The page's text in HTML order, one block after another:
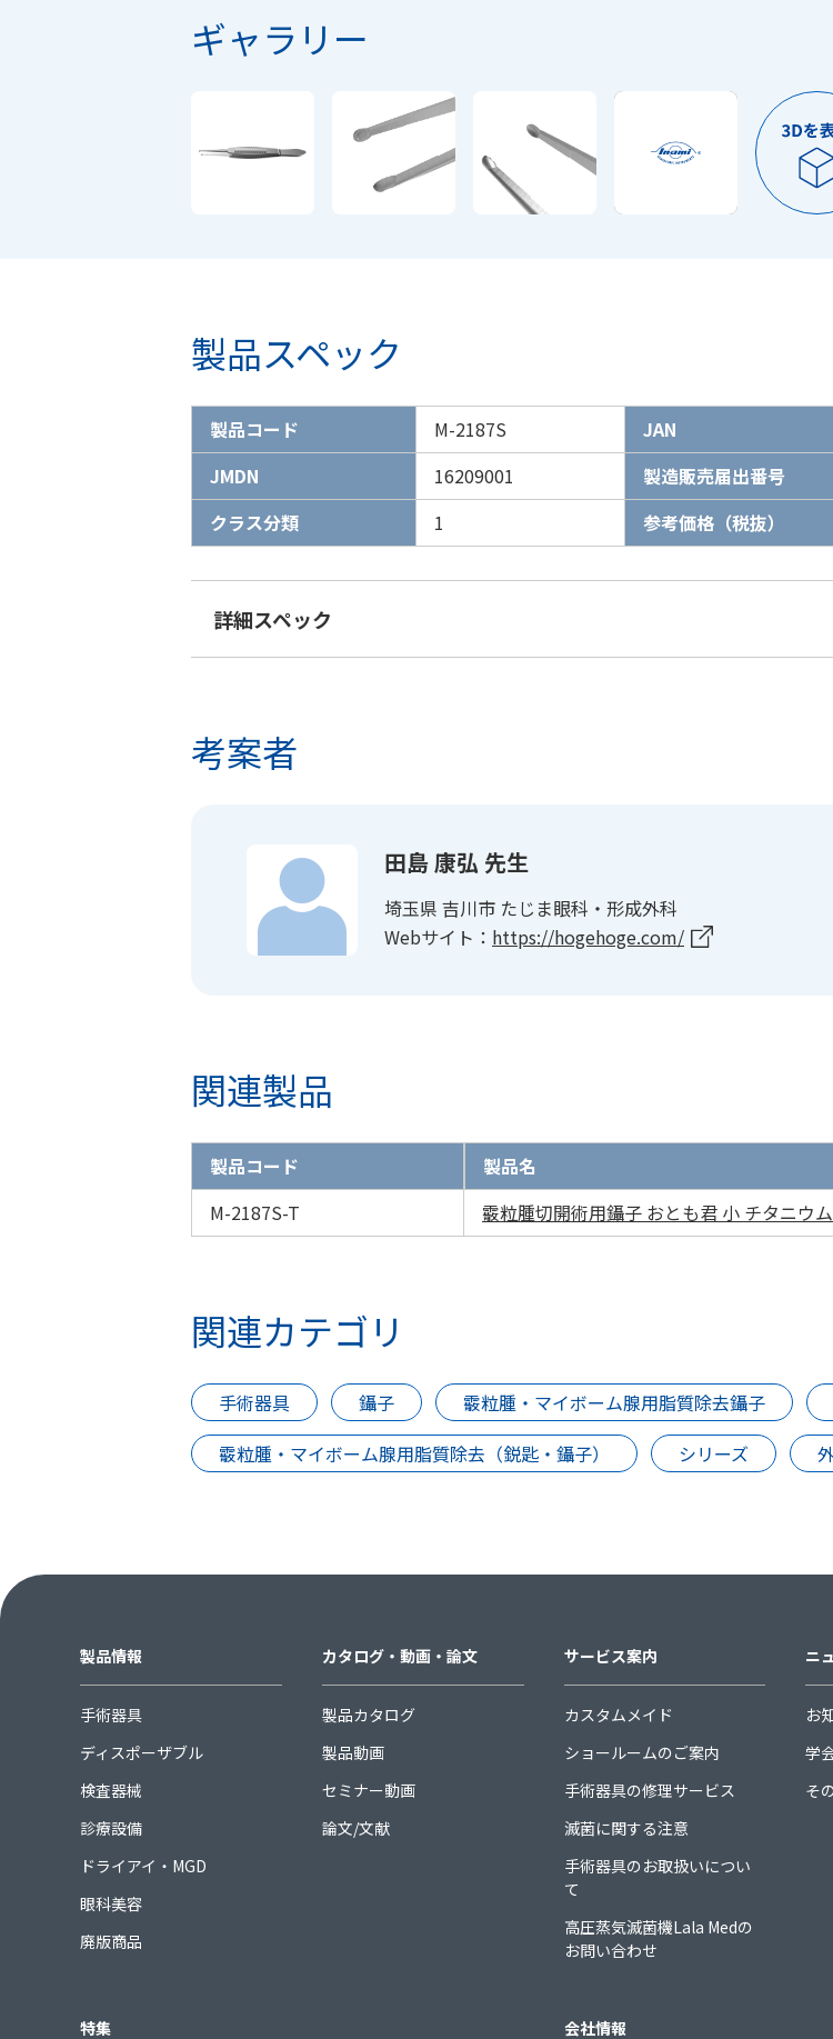
ギャラリー
製品スペック
製品コード M-2187S JAN
JMDN
16209001 製造販売届出番号
クラス分類
1 参考価格（税抜）
詳細スペック
考案者
田島 康弘 先生
埼玉県 吉川市 たじま眼科・形成外科
Webサイト： https://hogehoge.com/
関連製品
製品コード
製品名
M-2187S-T
霰粒腫切開術用鑷子 おとも君 小 チタニウム
関連カテゴリ
手術器具 鑷子 霰粒腫・マイボーム腺用脂質除去鑷子
霰粒腫・マイボーム腺用脂質除去（鋭匙・鑷子）
シリーズ
製品情報
手術器具
ディスポーザブル
検査器械
診療設備
ドライアイ・MGD
眼科美容
廃版商品
カタログ・動画・論文
製品カタログ
製品動画
セミナー動画
論文/文献
サービス案内
カスタムメイド
ショールームのご案内
手術器具の修理サービス
滅菌に関する注意
手術器具のお取扱いについ
て
高圧蒸気滅菌機Lala Medの
お問い合わせ
ニ
お
学
そ
特集 会社情報